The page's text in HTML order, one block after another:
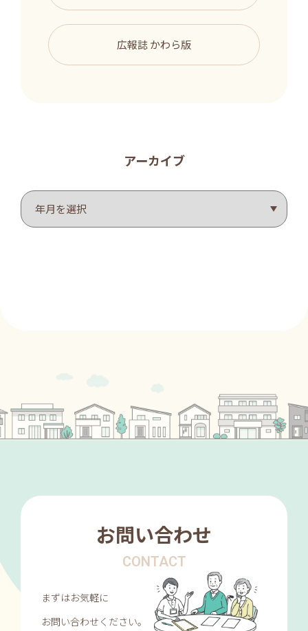
広報誌 かわら版
アーカイブ
お問い合わせ
CONTACT
まずはお気軽に
お問い合わせください。